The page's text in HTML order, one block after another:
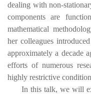
dealing with non-
components are
mathematical
her colleagues
approximately a decade
efforts of numerous
highly restrictive
In this talk, we will